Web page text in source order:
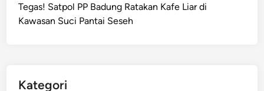
Tegas! Satpol PP Badung Ratakan Kafe Liar di
Kawasan Suci Pantai Seseh
Kategori